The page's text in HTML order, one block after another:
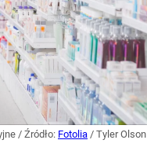
/ Źródło: Fotolia / Tyler Olson